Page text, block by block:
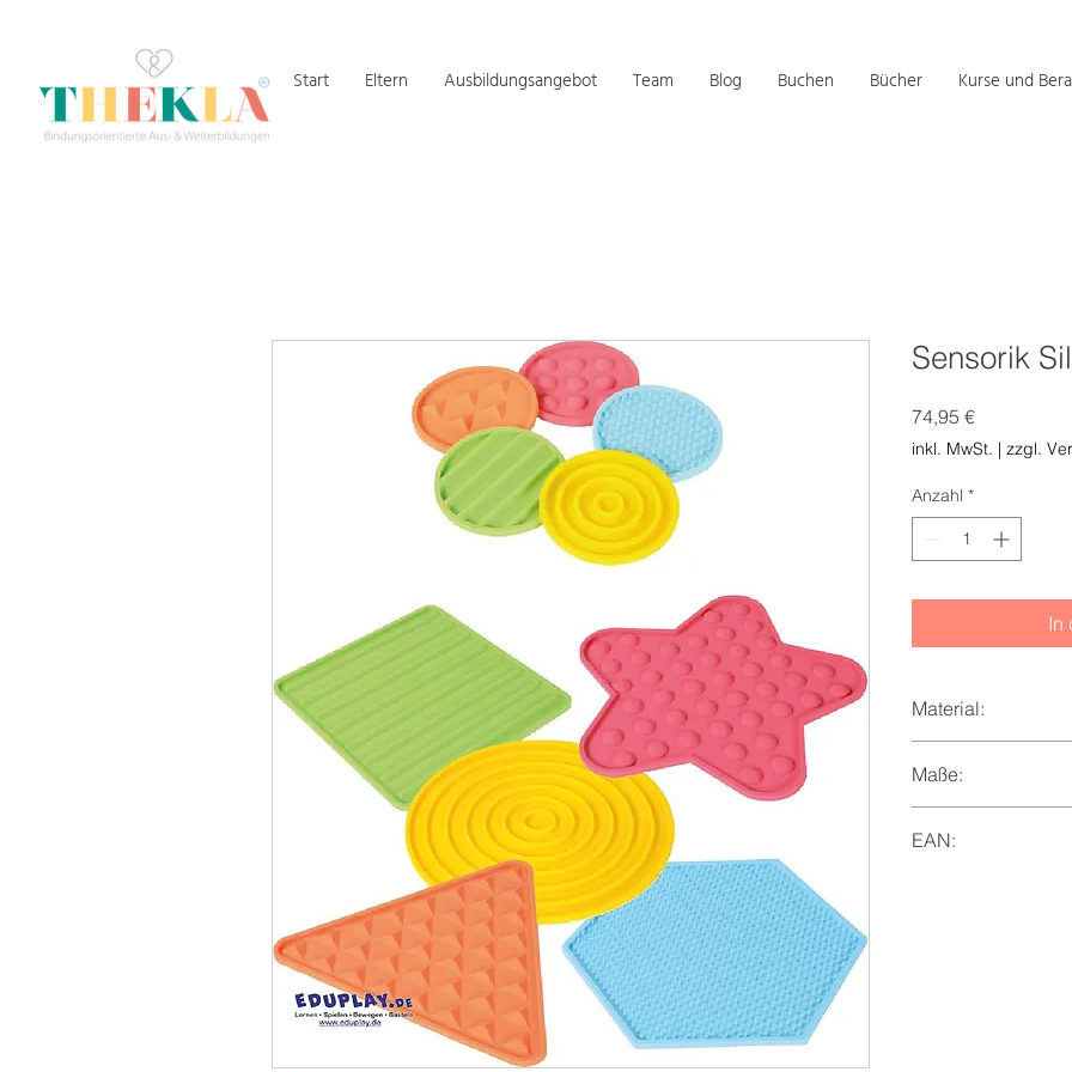
Start Eltern Ausbildungsangebot Team Blog Buchen Bücher Kurse und
Sensorik
74,95 €Preis
inkl. MwSt. | zzgl.
Anzahl *
In
Material:
Maße:
EAN: